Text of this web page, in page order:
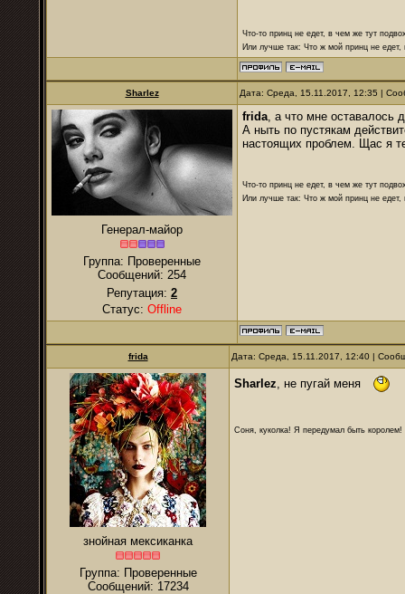
Что-то принц не едет, в чем же тут
Или лучше так: Что ж мой принц не едет,
Sharlez Дата: Среда, 15.11.2017, 12:35 |
Генерал-майор
Группа: Проверенные
Сообщений: 254
Репутация: 2
Статус: Offline
frida, а что мне оставалось
А ныть по пустякам
настоящих проблем. Щас я
Что-то принц не едет, в чем же тут
Или лучше так: Что ж мой принц не едет,
frida Дата: Среда, 15.11.2017, 12:40 |
знойная мексиканка
Группа: Проверенные
Сообщений: 17234
Sharlez, не пугай меня
Соня, куколка! Я передумал быть